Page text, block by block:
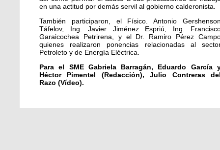
en una actitud por demás servil al gobierno calderonista.
También participaron, el Físico. Antonio
Táfelov, Ing. Javier Jiménez Espriú
Ing.
Garaicochea Petrirena,
y el Dr. Ramiro Pérez
quienes realizaron ponencias relacionadas al
Petroleto y de Energía Eléctrica.
Para el SME Gabriela Barragán, Eduardo García
Héctor Pimentel (Redacción), Julio Contreras
Razo (Vídeo).